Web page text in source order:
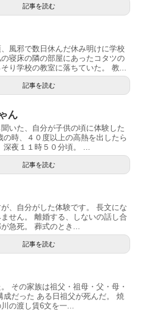
記事を読む
風邪で数日休んだ休み明けに学校
寝床の隣の部屋にあったコタツの
そり学校の教室に落ちていた。 教...
記事を読む
ん
いた、自分が子供の頃に体験した
の時、４０度以上の高熱を出したら
深夜１１時５０分頃。 ...
記事を読む
、自分がした体験です。 長文にな
せん。 離婚する、しないの話し合
急死。 葬式のとき...
記事を読む
その家族は祖父・祖母・父・母・
成だった ある日祖父が死んだ。 焼
の渡し賃6文を一...